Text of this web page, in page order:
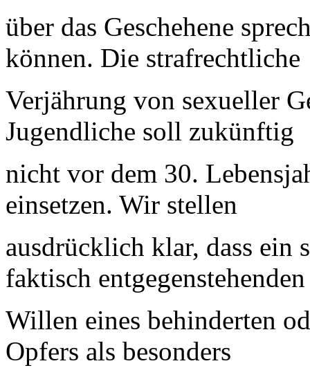
über das Geschehene
können. Die strafrechtliche
Verjährung von sexueller
Jugendliche soll zukünftig
nicht vor dem 30.
einsetzen. Wir stellen
ausdrücklich klar, dass ein
faktisch entgegenstehenden
Willen eines behinderten
Opfers als besonders